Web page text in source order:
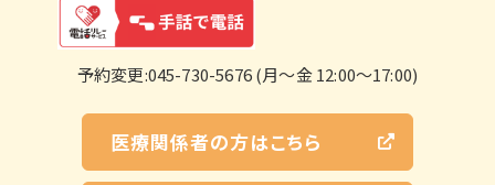
予約変更:045-730-5676 (月～金 12:00～17:00)
医療関係者の方はこちら